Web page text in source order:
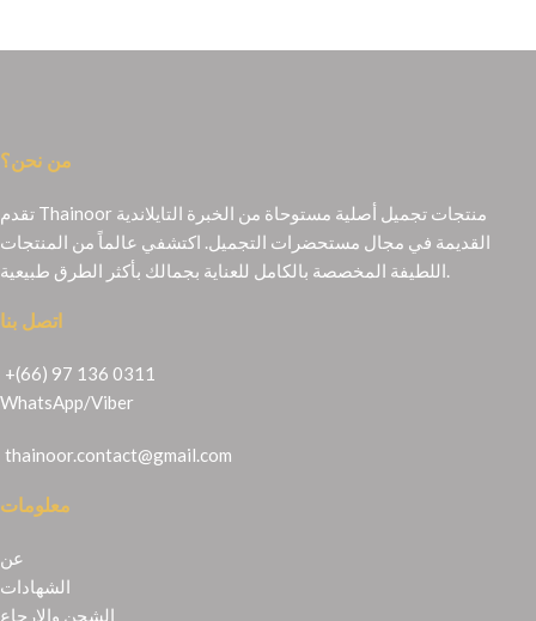
من نحن؟
تقدم Thainoor منتجات تجميل أصلية مستوحاة من الخبرة التايلاندية
القديمة في مجال مستحضرات التجميل. اكتشفي عالماً من المنتجات
اللطيفة المخصصة بالكامل للعناية بجمالك بأكثر الطرق طبيعية.
اتصل بنا
+(66) 97 136 0311
WhatsApp/Viber
thainoor.contact@gmail.com
معلومات
عن
الشهادات
الشحن والإرجاع